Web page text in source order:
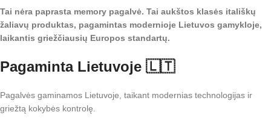
Tai nėra paprasta memory pagalvė. Tai aukštos klasės itališkų
žaliavų produktas, pagamintas modernioje Lietuvos gamykloje,
laikantis griežčiausių Europos standartų.
Pagaminta Lietuvoje 🇱🇹
Pagalvės gaminamos Lietuvoje, taikant modernias technologijas ir
griežtą kokybės kontrolę.